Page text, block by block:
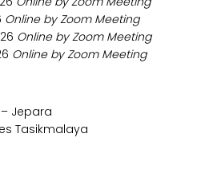
Online by Zoom Meeting
Online by Zoom Meeting
Online by Zoom Meeting
Jepara
Tasikmalaya